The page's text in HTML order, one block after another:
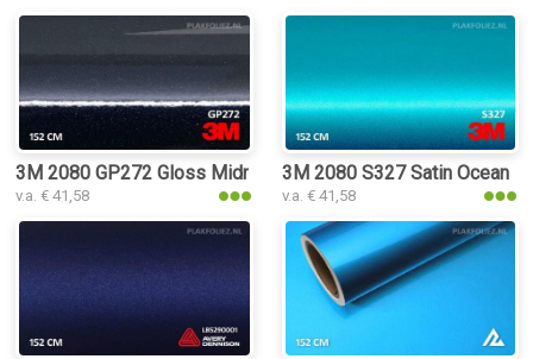
3M 2080 GP272 Gloss Midnight Blue plakfolie
v.a. € 41,58
3M 2080 S327 Satin Ocean
v.a. € 41,58